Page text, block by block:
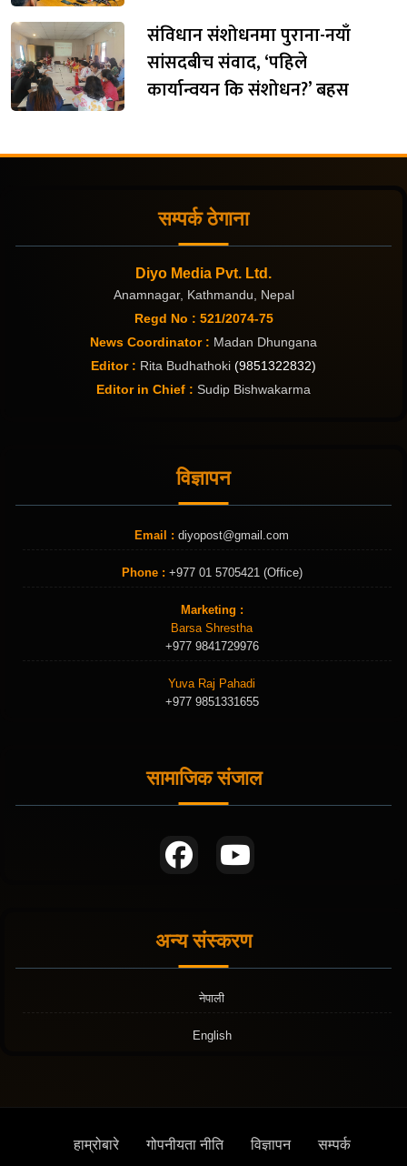
संविधान संशोधनमा पुराना-नयाँ
सांसदबीच संवाद, ‘पहिले
कार्यान्वयन कि संशोधन?’ बहस
सम्पर्क ठेगाना
Diyo Media Pvt. Ltd.
Anamnagar, Kathmandu, Nepal
Regd No : 521/2074-75
News Coordinator : Madan Dhungana
Editor : Rita Budhathoki (9851322832)
Editor in Chief : Sudip Bishwakarma
विज्ञापन
Email : diyopost@gmail.com
Phone : +977 01 5705421 (Office)
Marketing :
Barsa Shrestha
+977 9841729976
Yuva Raj Pahadi
+977 9851331655
सामाजिक संजाल
अन्य संस्करण
नेपाली
English
हाम्रोबारे गोपनीयता नीति विज्ञापन सम्पर्क